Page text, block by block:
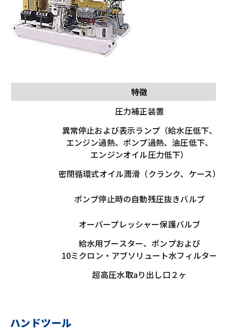
特徴
圧力補正装置
異常停止および表示ランプ（給水圧低下、
エンジン過熱、ポンプ過熱、油圧低下、
エンジンオイル圧力低下）
密閉循環式オイル潤滑（クランク、ケース）
ポンプ停止時の自動残圧抜きバルブ
オーバープレッシャー保護バルブ
給水用ブースター、ポンプおよび
10ミクロン・アブソリュート水フィルター
超高圧水取aり出し口２ヶ
ハンドツール